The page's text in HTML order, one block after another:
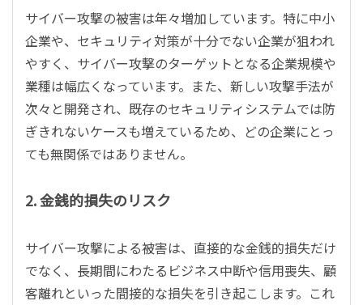
サイバー攻撃の被害は年々増加しています。特に中小
企業や、セキュリティ対策が十分でない企業が狙われ
やすく、サイバー攻撃のターゲットとなる企業規模や
業種は幅広くなっています。また、新しい攻撃手法が
次々と開発され、既存のセキュリティシステムでは防
ぎきれないケースも増えているため、どの企業にとっ
ても無関係ではありません。
2. 金銭的損失のリスク
サイバー攻撃による被害は、直接的な金銭的損失だけ
でなく、長期間にわたるビジネス中断や信用喪失、顧
客離れといった間接的な損失を引き起こします。これ